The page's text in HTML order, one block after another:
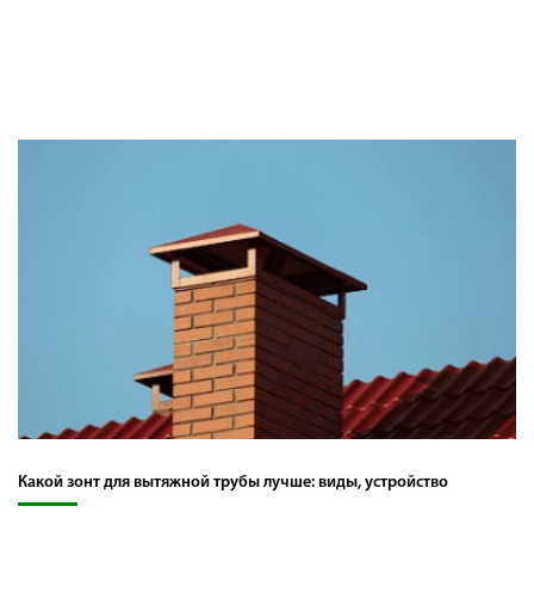
Какой зонт для вытяжной трубы лучше: виды, устройство